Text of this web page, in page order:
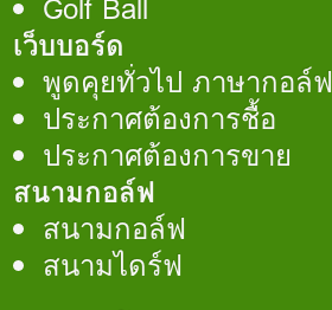
เว็บบอร์ด
พูดคุยทั่วไป ภาษากอล์ฟ
ประกาศต้องการชื้อ
ประกาศต้องการขาย
สนามกอล์ฟ
สนามกอล์ฟ
สนามไดร์ฟ